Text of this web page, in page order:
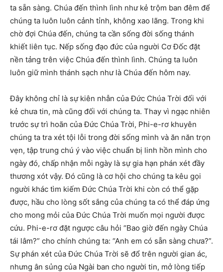
ta sẵn sàng. Chúa đến thình lình như kẻ trộm ban đêm để
chúng ta luôn luôn cảnh tỉnh, không xao lãng. Trong khi
chờ đợi Chúa đến, chúng ta cần sống đời sống thánh
khiết liên tục. Nếp sống đạo đức của người Cơ Đốc đặt
nền tảng trên việc Chúa đến thình lình. Chúng ta luôn
luôn giữ mình thánh sạch như là Chúa đến hôm nay.
Đây không chỉ là sự kiên nhẫn của Đức Chúa Trời đối với
kẻ chưa tin, mà cũng đối với chúng ta. Thay vì ngạc nhiên
trước sự trì hoãn của Đức Chúa Trời, Phi-e-rơ khuyên
chúng ta tra xét tội lỗi trong đời sống mình và ăn năn trọn
vẹn, tập trung chú ý vào việc chuẩn bị linh hồn mình cho
ngày đó, chấp nhận mỗi ngày là sự gia hạn phán xét đầy
thương xót vậy. Đó cũng là cơ hội cho chúng ta kêu gọi
người khác tìm kiếm Đức Chúa Trời khi còn có thể gặp
được, hầu cho lòng sốt sắng của chúng ta có thể đáp ứng
cho mong mỏi của Đức Chúa Trời muốn mọi người được
cứu. Phi-e-rơ đặt ngược câu hỏi “Bao giờ đến ngày Chúa
tái lâm?” cho chính chúng ta: “Anh em có sẵn sàng chưa?”.
Sự phán xét của Đức Chúa Trời sẽ đổ trên người gian ác,
nhưng ân sủng của Ngài ban cho người tin, mở lòng tiếp